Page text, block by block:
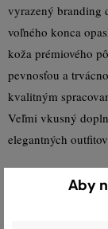
vyrazený branding
voľného konca
koža prémiového
pevnosťou a
kvalitným
Veľmi vkusný
elegantných
Aby